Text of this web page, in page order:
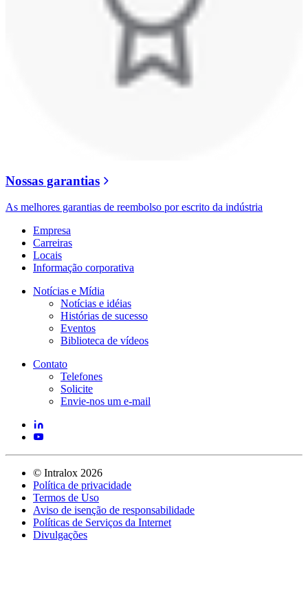
Nossas garantias
As melhores garantias de reembolso por escrito da indústria
Empresa
Carreiras
Locais
Informação corporativa
Notícias e Mídia
Notícias e idéias
Histórias de sucesso
Eventos
Biblioteca de vídeos
Contato
Telefones
Solicite
Envie-nos um e-mail
© Intralox 2026
Política de privacidade
Termos de Uso
Aviso de isenção de responsabilidade
Políticas de Serviços da Internet
Divulgações